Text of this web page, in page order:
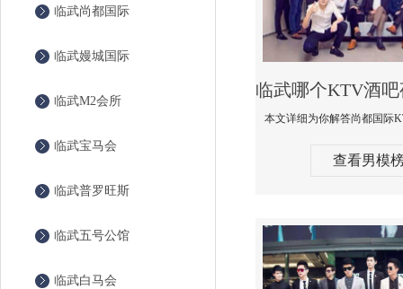
临武尚都国际
临武嫚城国际
临武M2会所
临武宝马会
临武普罗旺斯
临武五号公馆
临武白马会
查看男模